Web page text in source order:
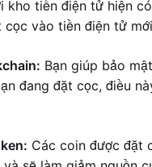
kho tiền điện tử hiện
cọc vào tiền điện tử
Bạn giúp bảo
đang đặt cọc, điều
Các coin được đặt